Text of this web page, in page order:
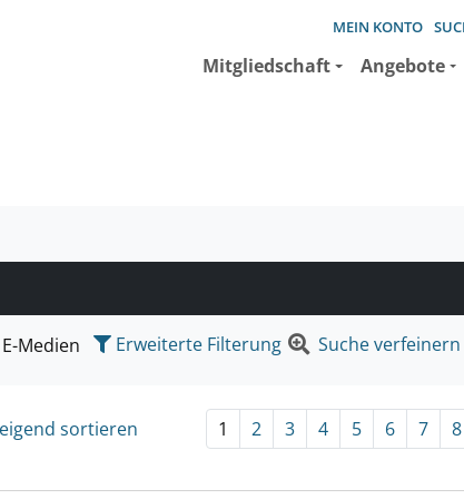
MEIN KONTO
Mitgliedschaft Angebote
suchen wollen.
E-Medien Erweiterte Filterung Suche
sortieren 1 2 3 4 5 6 7 8